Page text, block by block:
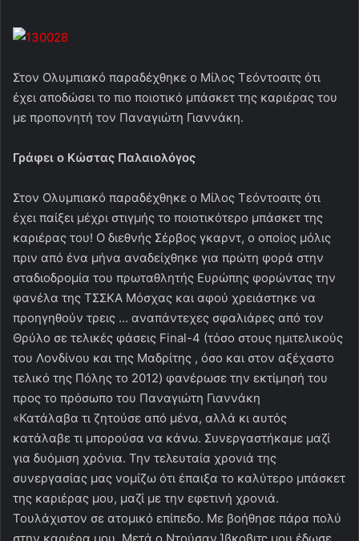
Στον Ολυμπιακό παραδέχθηκε ο Μίλος Τεόντοσιτς ότι
έχει αποδώσει το πιο ποιοτικό μπάσκετ της καριέρας του
με προπονητή τον Παναγιώτη Γιαννάκη.
Γράφει ο Κώστας Παλαιολόγος
Στον Ολυμπιακό παραδέχθηκε ο Μίλος Τεόντοσιτς ότι
έχει παίξει μέχρι στιγμής το ποιοτικότερο μπάσκετ της
καριέρας του! Ο διεθνής Σέρβος γκαρντ, ο οποίος μόλις
πριν από ένα μήνα αναδείχθηκε για πρώτη φορά στην
σταδιοδρομία του πρωταθλητής Ευρώπης φορώντας την
φανέλα της ΤΣΣΚΑ Μόσχας και αφού χρειάστηκε να
προηγηθούν τρεις … αναπάντεχες σφαλιάρες από τον
Θρύλο σε τελικές φάσεις Final-4 (τόσο στους ημιτελικούς
του Λονδίνου και της Μαδρίτης , όσο και στον αξέχαστο
τελικό της Πόλης το 2012) φανέρωσε την εκτίμησή του
προς το πρόσωπο του Παναγιώτη Γιαννάκη
«Κατάλαβα τι ζητούσε από μένα, αλλά κι αυτός
κατάλαβε τι μπορούσα να κάνω. Συνεργαστήκαμε μαζί
για δυόμιση χρόνια. Την τελευταία χρονιά της
συνεργασίας μας νομίζω ότι έπαιξα το καλύτερο μπάσκετ
της καριέρας μου, μαζί με την εφετινή χρονιά.
Τουλάχιστον σε ατομικό επίπεδο. Με βοήθησε πάρα πολύ